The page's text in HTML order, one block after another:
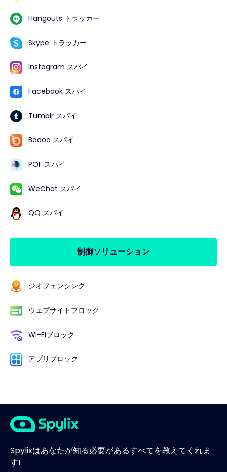
Hangouts トラッカー
Skype トラッカー
Instagram スパイ
Facebook スパイ
Tumblr スパイ
Badoo スパイ
POF スパイ
WeChat スパイ
QQ スパイ
制御ソリューション
ジオフェンシング
ウェブサイトブロック
Wi-Fiブロック
アプリブロック
Spylixはあなたが知る必要があるすべてを教えてくれま
す!